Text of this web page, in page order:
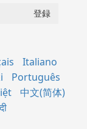
Italiano
Português
中文(简体)